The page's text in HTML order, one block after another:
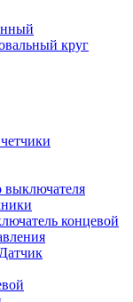
круг
выключателя
концевой
Датчик